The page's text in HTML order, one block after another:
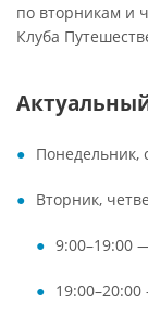
по вторникам и
Клуба
Понедельник,
Вторник,
9:00–19:00